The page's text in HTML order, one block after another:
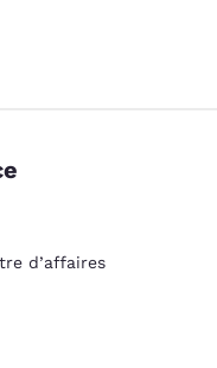
d’affaires